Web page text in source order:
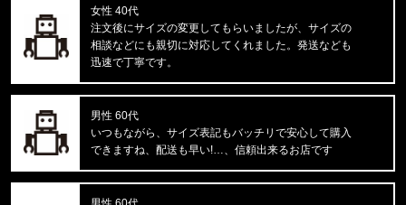
C LOGO PHONE RING I033370
東京都のお客様ご注文ありがとうございます。
Carhartt WIP/カーハートダブルアイピー
DOUBLE KNEE PANT I032699
東京都のお客様ご注文ありがとうございます。
reversal/リバーサル
女性 40代
注文後にサイズの変更してもらいましたが、サイズの
相談などにも親切に対応してくれました。発送なども
迅速で丁寧です。
男性 60代
いつもながら、サイズ表記もバッチリで安心して購入
できますね、配送も早い!…、信頼出来るお店です